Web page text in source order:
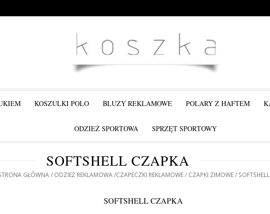
KOSZULKI POLO BLUZY REKLAMOWE POLARY Z HAFTEM
ODZIEŻ SPORTOWA SPRZĘT SPORTOWY
SOFTSHELL CZAPKA
GŁÓWNA ODZIEŻ REKLAMOWA CZAPECZKI REKLAMOWE CZAPKI ZIMOWE
SOFTSHELL CZAPKA